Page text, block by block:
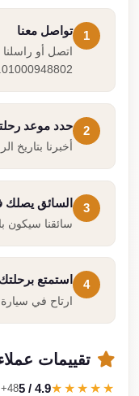
1
تواصل معنا
اتصل أو راسلنا
01000948802.
2
حدد موعد
أخبرنا بتاريخ
3
السائق يصلك
سائقنا سيكون
4
استمتع برحلتك
ارتاح في سيارة
تقييمات
★★★★★
4.9 / 5 48+ تقييم